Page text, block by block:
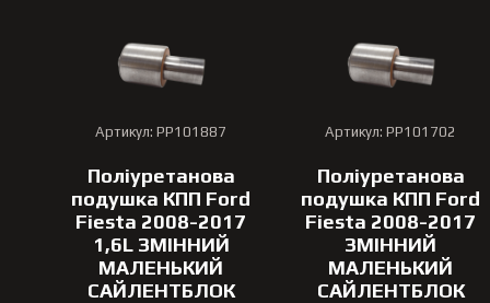
Артикул: PP101887
Поліуретанова
подушка КПП Ford
Fiesta 2008-2017
1,6L ЗМІННИЙ
МАЛЕНЬКИЙ
САЙЛЕНТБЛОК
Артикул: PP101702
Поліуретанова
подушка КПП Ford
Fiesta 2008-2017
ЗМІННИЙ
МАЛЕНЬКИЙ
САЙЛЕНТБЛОК